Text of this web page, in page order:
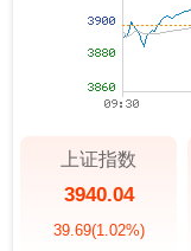
上证指数
3940.04
39.69(1.02%)